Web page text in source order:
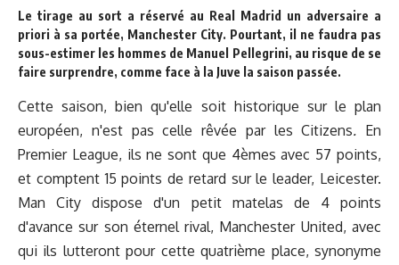
Le tirage au sort a réservé au Real Madrid un adversaire a
priori à sa portée, Manchester City. Pourtant, il ne faudra pas
sous-estimer les hommes de Manuel Pellegrini, au risque de se
faire surprendre, comme face à la Juve la saison passée.
Cette saison, bien qu'elle soit historique sur le plan
européen, n'est pas celle rêvée par les Citizens. En
Premier League, ils ne sont que 4èmes avec 57 points,
et comptent 15 points de retard sur le leader, Leicester.
Man City dispose d'un petit matelas de 4 points
d'avance sur son éternel rival, Manchester United, avec
qui ils lutteront pour cette quatrième place, synonyme